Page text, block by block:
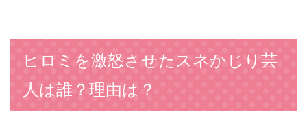
ヒロミを激怒させたスネかじり芸
人は誰？理由は？